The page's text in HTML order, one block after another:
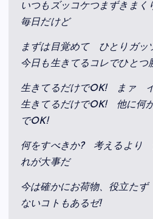
いつもズッコケつまずきま
毎日だけど
まずは目覚めて ひとりガッ
今日も生きてるコレでひとつ
生きてるだけでOK! まァ
生きてるだけでOK! 他に何
でOK!
何をすべきか? 考えるより
れが大事だ
今は確かにお荷物、役立た
ないコトもあるゼ!